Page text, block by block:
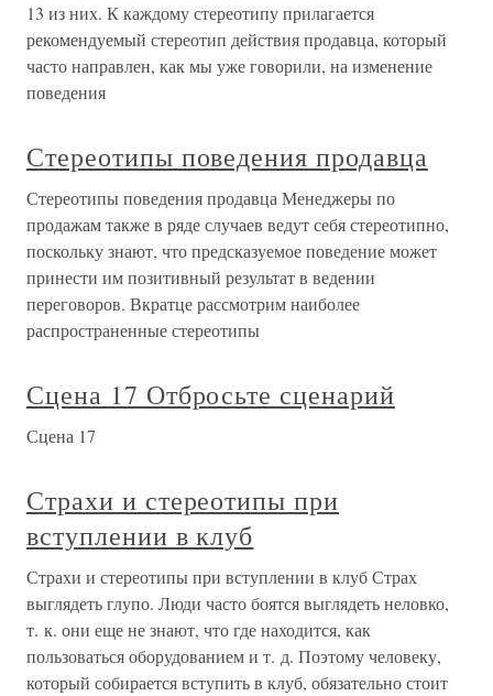
13 из них. К каждому стереотипу прилагается
рекомендуемый стереотип действия продавца, который
часто направлен, как мы уже говорили, на изменение
поведения
Стереотипы поведения продавца
Стереотипы поведения продавца Менеджеры по
продажам также в ряде случаев ведут себя стереотипно,
поскольку знают, что предсказуемое поведение может
принести им позитивный результат в ведении
переговоров. Вкратце рассмотрим наиболее
распространенные стереотипы
Сцена 17 Отбросьте сценарий
Сцена 17
Страхи и стереотипы при
вступлении в клуб
Страхи и стереотипы при вступлении в клуб Страх
выглядеть глупо. Люди часто боятся выглядеть неловко,
т. к. они еще не знают, что где находится, как
пользоваться оборудованием и т. д. Поэтому человеку,
который собирается вступить в клуб, обязательно стоит